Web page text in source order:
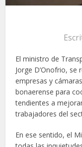
El ministro de
Jorge D’Onofrio,
empresas y
bonaerense para
tendientes a
trabajadores del
En ese sentido, el